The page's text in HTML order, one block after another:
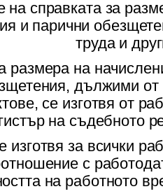
на справката за
и парични
труда и
размера на
дължими от
се изготвя от
на
изготвя за всички
с
на работното